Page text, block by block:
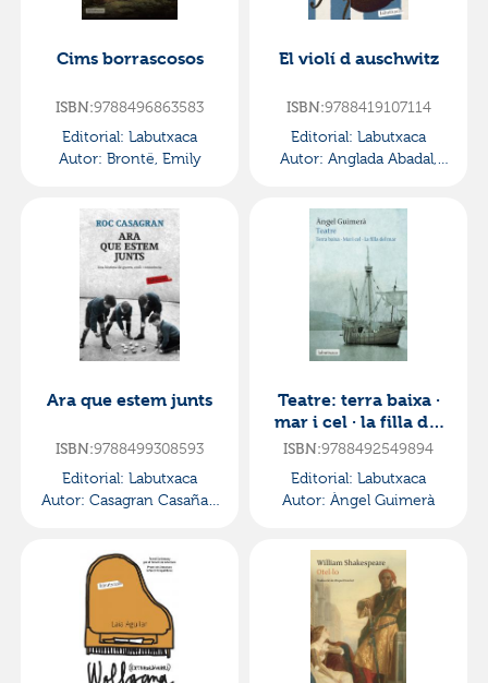
Cims borrascosos
ISBN:9788496863583
Editorial: Labutxaca
Autor: Brontë, Emily
El violí d auschwitz
ISBN:9788419107114
Editorial: Labutxaca
Autor: Anglada Abadal,
Ara que estem junts
ISBN:9788499308593
Editorial: Labutxaca
Autor: Casagran Casañas,
Teatre: terra baixa ·
mar i cel · la filla del
mar
ISBN:9788492549894
Editorial: Labutxaca
Autor: Àngel Guimerà